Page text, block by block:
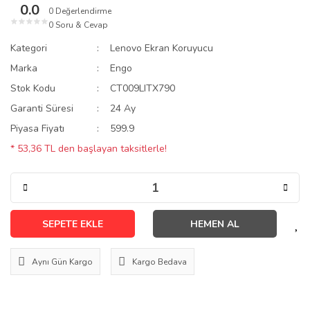
0.0
★ ★ ★ ★ ★
0 Değerlendirme
0 Soru & Cevap
Kategori
Lenovo Ekran Koruyucu
Marka
Engo
Stok Kodu
CT009LITX790
Garanti Süresi
24 Ay
Piyasa Fiyatı
599.9
* 53,36 TL den başlayan taksitlerle!
SEPETE EKLE HEMEN AL
Aynı Gün Kargo Kargo Bedava